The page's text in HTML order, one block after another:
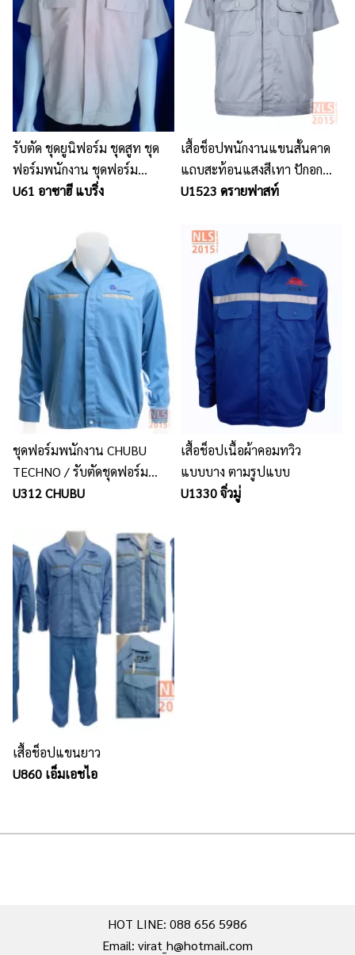
รับตัด ชุดยูนิฟอร์ม ชุดสูท ชุด
ฟอร์มพนักงาน ชุดฟอร์ม
ออฟฟิศ
U61 อาซาฮี แบริ่ง
เสื้อช็อปพนักงานแขนสั้นคาด
แถบสะท้อนแสงสีเทา ปักอก
ซ้าย
U1523 ดรายฟาสท์
ชุดฟอร์มพนักงาน CHUBU
TECHNO / รับตัดชุดฟอร์ม
พนักงาน พร้อมปักโลโก้ นลินสิริ
U312 CHUBU
เสื้อช็อปเนื้อผ้าคอมทวิว
แบบบาง ตามรูปแบบ
U1330 จิ่วมู่
เสื้อช็อปแขนยาว
U860 เอ็มเอชไอ
HOT LINE: 088 656 5986
Email: virat_h@hotmail.com